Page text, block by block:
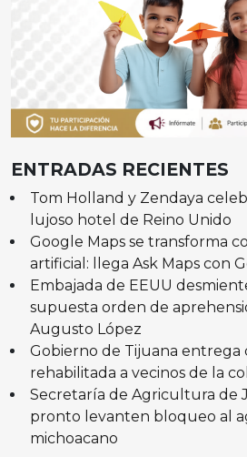
ENTRADAS RECIENTES
Tom Holland y Zendaya
lujoso hotel de Reino Unido
Google Maps se transforma
artificial: llega Ask Maps con
Embajada de EEUU
supuesta orden de
Augusto López
Gobierno de Tijuana entrega
rehabilitada a vecinos de la
Secretaría de Agricultura de
pronto levanten bloqueo al
michoacano